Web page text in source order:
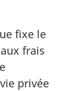
fixe le
frais
privée